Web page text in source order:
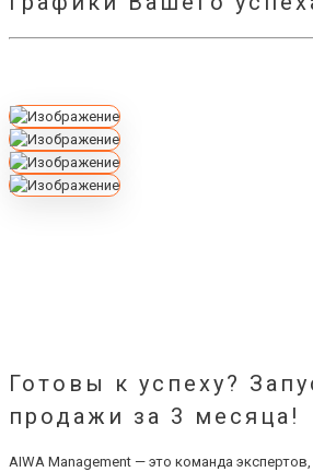
Готовы к успеху?
продажи за 3 месяца!
AIWA Management — это команда